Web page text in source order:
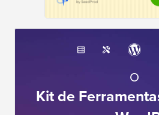
O
Kit de